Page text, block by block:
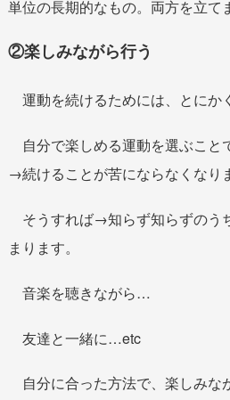
単位の長期的なもの。両方を立て
②楽しみながら行う
運動を続けるためには、とにか
自分で楽しめる運動を選ぶこと
→続けることが苦にならなくなり
そうすれば→知らず知らずのう
まります。
音楽を聴きながら…
友達と一緒に…etc
自分に合った方法で、楽しみな